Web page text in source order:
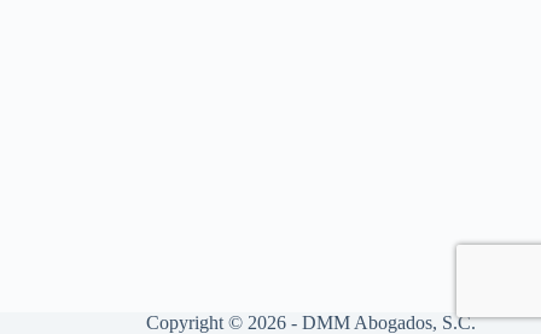
Copyright © 2026 - DMM Abogados, S.C.